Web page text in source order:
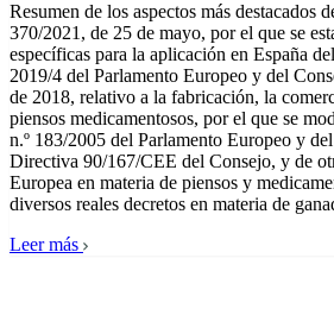
Resumen de los aspectos más destacados
370/2021, de 25 de mayo, por el que se
específicas para la aplicación en España
2019/4 del Parlamento Europeo y del
de 2018, relativo a la fabricación, la
piensos medicamentosos, por el que se
n.º 183/2005 del Parlamento Europeo y
Directiva 90/167/CEE del Consejo, y de
Europea en materia de piensos y
diversos reales decretos en materia de
Leer más